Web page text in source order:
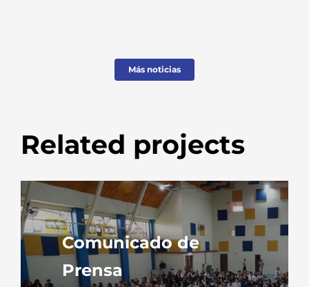
Más noticias
Related projects
Comunicado de
Prensa